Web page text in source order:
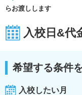
らお渡しします
入校日&代
希望する条件
入校したい月